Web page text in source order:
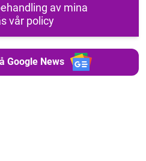
av mina
vår policy
Google News